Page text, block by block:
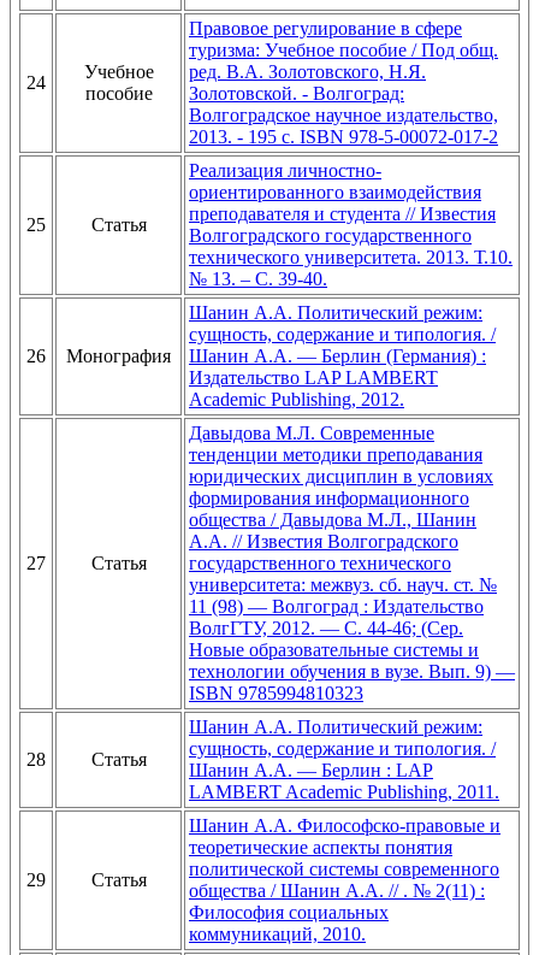
24
Учебное
пособие
Правовое регулирование в сфере
туризма: Учебное пособие / Под общ.
ред. В.А. Золотовского, Н.Я.
Золотовской. - Волгоград:
Волгоградское научное издательство,
2013. - 195 с. ISBN 978-5-00072-017-2
25 Статья
Реализация личностно-
ориентированного взаимодействия
преподавателя и студента // Известия
Волгоградского государственного
технического университета. 2013. Т.10.
№ 13. – С. 39-40.
26 Монография
Шанин А.А. Политический режим:
сущность, содержание и типология. /
Шанин А.А. — Берлин (Германия) :
Издательство LAP LAMBERT
Academic Publishing, 2012.
27 Статья
Давыдова М.Л. Современные
тенденции методики преподавания
юридических дисциплин в условиях
формирования информационного
общества / Давыдова М.Л., Шанин
А.А. // Известия Волгоградского
государственного технического
университета: межвуз. сб. науч. ст. №
11 (98) — Волгоград : Издательство
ВолгГТУ, 2012. — С. 44-46; (Сер.
Новые образовательные системы и
технологии обучения в вузе. Вып. 9) —
ISBN 9785994810323
28 Статья
Шанин А.А. Политический режим:
сущность, содержание и типология. /
Шанин А.А. — Берлин : LAP
LAMBERT Academic Publishing, 2011.
29 Статья
Шанин А.А. Философско-правовые и
теоретические аспекты понятия
политической системы современного
общества / Шанин А.А. // . № 2(11) :
Философия социальных
коммуникаций, 2010.